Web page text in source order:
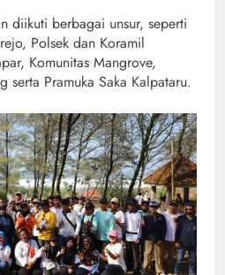
diikuti berbagai unsur, seperti
Polsek dan Koramil
Komunitas Mangrove,
serta Pramuka Saka Kalpataru.